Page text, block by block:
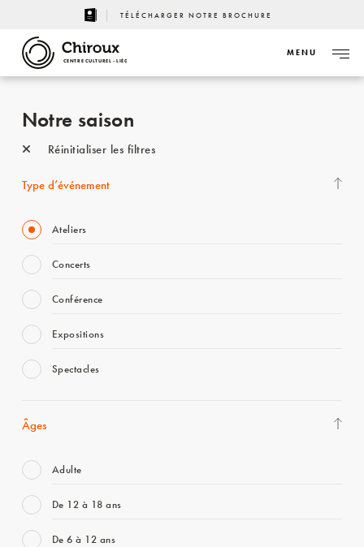
TÉLÉCHARGER NOTRE BROCHURE
CENTRE CULTUREL - LIÈGE
MENU
Notre saison
Réinitialiser les filtres
Type d’événement
Ateliers
Concerts
Conférence
Expositions
Spectacles
Âges
Adulte
De 12 à 18 ans
De 6 à 12 ans